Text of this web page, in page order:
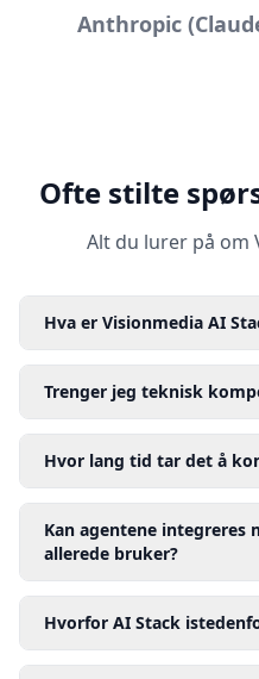
Anthropic
Ofte stilte
Alt du lurer på om
Hva er Visionmedia AI
Trenger jeg teknisk
Hvor lang tid tar det å
Kan agentene integreres
allerede bruker?
Hvorfor AI Stack